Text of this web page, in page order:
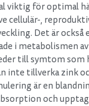
viktig för optimal
cellulär-,
Det är också
i metabolismen
till symtom
inte tillverka zink
är en
och